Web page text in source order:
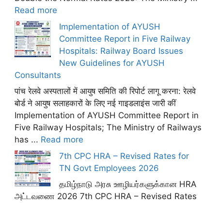
Read more
Implementation of AYUSH
Committee Report in Five Railway
Hospitals: Railway Board Issues
New Guidelines for AYUSH
Consultants
पांच रेलवे अस्पतालों में आयुष समिति की रिपोर्ट लागू करना: रेलवे
बोर्ड ने आयुष सलाहकारों के लिए नई गाइडलाइंस जारी कीं
Implementation of AYUSH Committee Report in
Five Railway Hospitals; The Ministry of Railways
has ... Read more
7th CPC HRA – Revised Rates for
TN Govt Employees 2026
தமிழ்நாடு அரசு ஊழியர்களுக்கான HRA
அட்டவணை 2026 7th CPC HRA – Revised Rates